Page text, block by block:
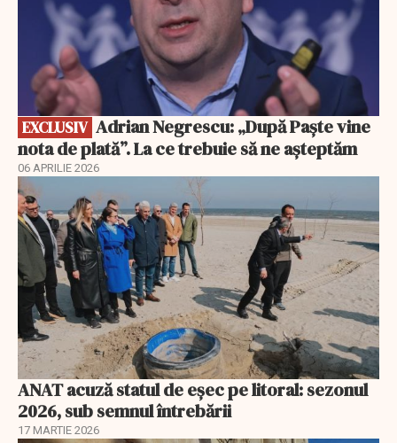
EXCLUSIV
nota de plată”. La ce trebuie să ne așteptăm
06 APRILIE 2026
ANAT acuză statul de eșec pe litoral: sezonul
2026, sub semnul întrebării
17 MARTIE 2026